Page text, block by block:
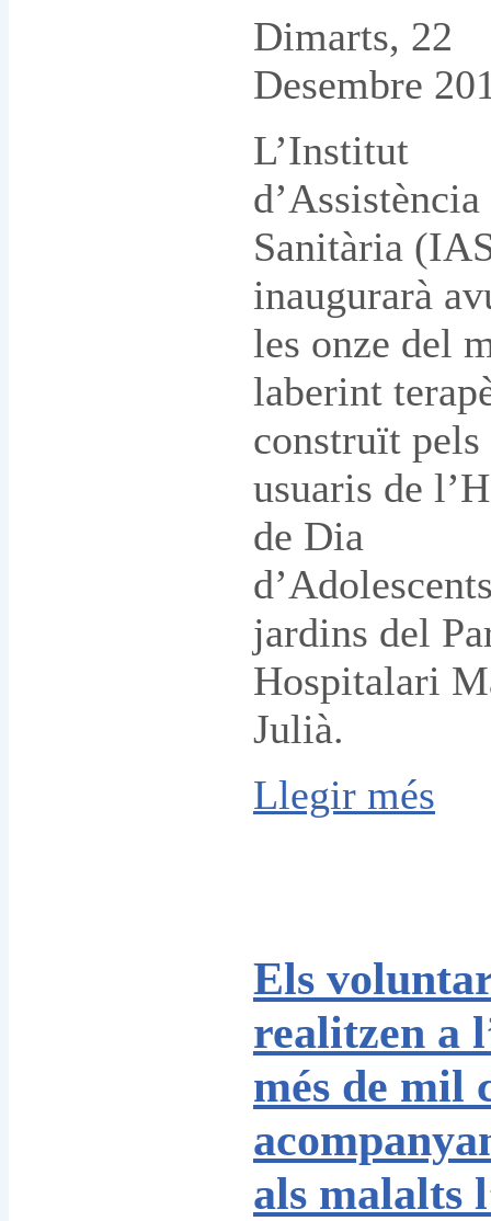
Dimarts, 22
Desembre
L’Institut
d’Assistència
Sanitària
inaugurarà
les onze del
laberint
construït pels
usuaris de
de Dia
jardins del
Hospitalari
Julià.
Llegir més
Els
realitzen a
més de mil
als malalts